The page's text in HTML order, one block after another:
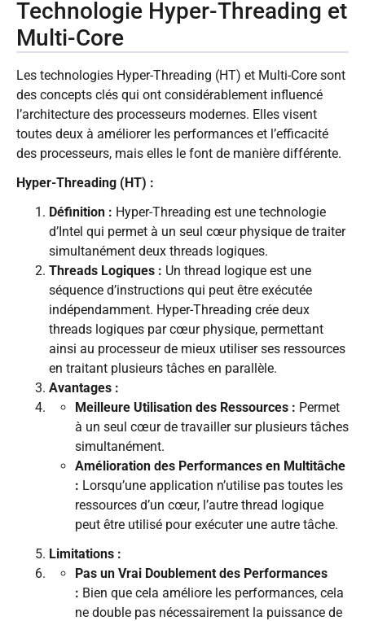
Technologie Hyper-Threading et
Multi-Core
Les technologies Hyper-Threading (HT) et Multi-Core sont
des concepts clés qui ont considérablement influencé
l’architecture des processeurs modernes. Elles visent
toutes deux à améliorer les performances et l’efficacité
des processeurs, mais elles le font de manière différente.
Hyper-Threading (HT) :
Définition : Hyper-Threading est une technologie
d’Intel qui permet à un seul cœur physique de traiter
simultanément deux threads logiques.
Threads Logiques : Un thread logique est une
séquence d’instructions qui peut être exécutée
indépendamment. Hyper-Threading crée deux
threads logiques par cœur physique, permettant
ainsi au processeur de mieux utiliser ses ressources
en traitant plusieurs tâches en parallèle.
Avantages :
Meilleure Utilisation des Ressources : Permet
à un seul cœur de travailler sur plusieurs tâches
simultanément.
Amélioration des Performances en Multitâche
: Lorsqu’une application n’utilise pas toutes les
ressources d’un cœur, l’autre thread logique
peut être utilisé pour exécuter une autre tâche.
Limitations :
Pas un Vrai Doublement des Performances
: Bien que cela améliore les performances, cela
ne double pas nécessairement la puissance de